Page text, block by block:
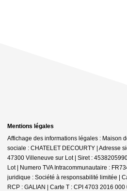
Mentions légales
Affichage des informations légales : Maison
sociale : CHATELET DECOURTY | Adresse
47300 Villeneuve sur Lot | Siret :
Lot | Numero TVA Intracommunautaire :
juridique : Société à responsabilité limitée |
RCP : GALIAN | Carte T : CPI 4703 2016